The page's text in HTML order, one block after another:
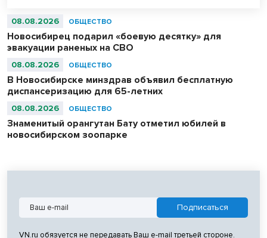
абсолютными чемпионами соревнований.
08.08.2026 ОБЩЕСТВО
Новосибирец подарил «боевую десятку» для
эвакуации раненых на СВО
08.08.2026 ОБЩЕСТВО
В Новосибирске минздрав объявил бесплатную
диспансеризацию для 65-летних
08.08.2026 ОБЩЕСТВО
Знаменитый орангутан Бату отметил юбилей в
новосибирском зоопарке
VN.ru обязуется не передавать Ваш e-mail третьей стороне.